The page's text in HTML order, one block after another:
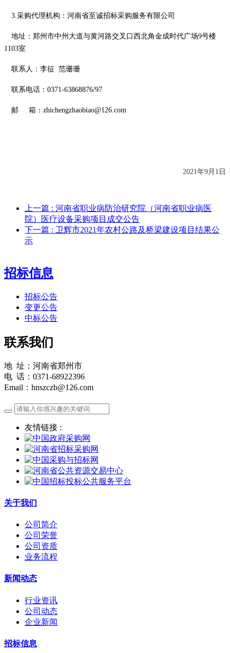
3.采购代理机构：河南省至诚招标采购服务有限公司
地址：郑州市中州大道与黄河路交叉口西北角金成时代广场9号楼
1103室
联系人： 李征 范珊珊
联系电话： 0371-63868876/97
邮 箱： zhichengzhaobiao@126.com
2021年9月 1 日
上一篇 : 河南省职业病防治研究院（河南省职业病医
院）医疗设备采购项目成交公告
下一篇 : 卫辉市2021年农村公路及桥梁建设项目结果公
示
招标信息
招标公告
变更公告
中标公告
联系我们
地 址：河南省郑州市
电 话：0371-68922396
Email：hnszczb@126.com
友情链接 :
关于我们
公司简介
公司荣誉
公司资质
业务流程
新闻动态
行业资讯
公司动态
企业新闻
招标信息